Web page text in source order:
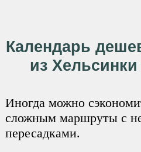
Календарь
из
Иногда можно
сложным маршруты с
пересадками.